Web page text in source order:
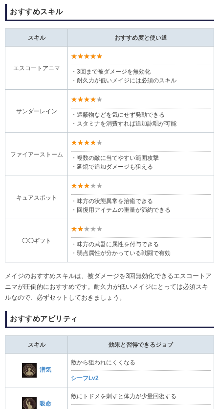
おすすめスキル
スキル おすすめ度と使い道
エスコートアニマ
★★★★★
・3回まで被ダメージを無効化
・耐久力が低いメイジには必須のスキル
サンダーレイン
★★★★★
・遮蔽物などを気にせず発動できる
・スタミナを消費すれば追加詠唱が可能
ファイアーストーム
★★★★★
・複数の敵に当てやすい範囲攻撃
・延焼で追加ダメージも狙える
キュアスポット
★★★★★
・味方の状態異常を治癒できる
・回復用アイテムの重量が節約できる
◯◯ギフト
★★★★★
・味方の武器に属性を付与できる
・弱点属性が分かっている戦闘で有効
メイジのおすすめスキルは、被ダメージを3回無効化できるエスコートア
ニマが圧倒的におすすめです。耐久力が低いメイジにとっては必須スキ
ルなので、必ずセットしておきましょう。
おすすめアビリティ
スキル 効果と習得できるジョブ
潜気
敵から狙われにくくなる
シーフLv2
吸命
敵にトドメを刺すと体力が少量回復する